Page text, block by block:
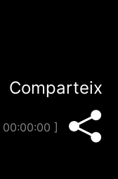
Comparteix
00:00:00 ]